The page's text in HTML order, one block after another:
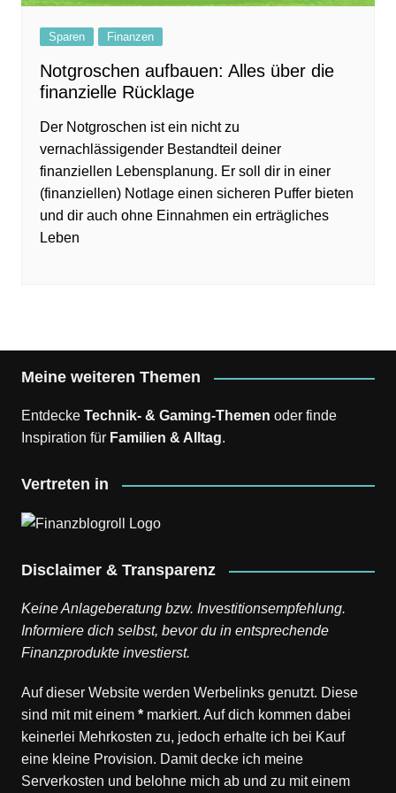
Sparen Finanzen
Notgroschen aufbauen: Alles über die
finanzielle Rücklage
Der Notgroschen ist ein nicht zu
vernachlässigender Bestandteil deiner
finanziellen Lebensplanung. Er soll dir in einer
(finanziellen) Notlage einen sicheren Puffer bieten
und dir auch ohne Einnahmen ein erträgliches
Leben
Meine weiteren Themen
Entdecke Technik- & Gaming-Themen oder finde
Inspiration für Familien & Alltag.
Vertreten in
Disclaimer & Transparenz
Keine Anlageberatung bzw. Investitionsempfehlung.
Informiere dich selbst, bevor du in entsprechende
Finanzprodukte investierst.
Auf dieser Website werden Werbelinks genutzt. Diese
sind mit mit einem *markiert. Auf dich kommen dabei
keinerlei Mehrkosten zu, jedoch erhalte ich bei Kauf
eine kleine Provision. Damit decke ich meine
Serverkosten und belohne mich ab und zu mit einem